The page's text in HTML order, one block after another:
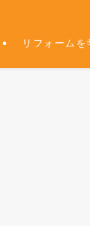
リフォームを